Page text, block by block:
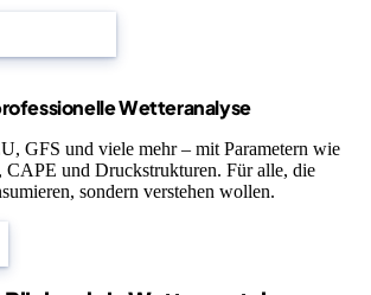
Wetteranalyse
GFS und viele mehr – mit Parametern wie
CAPE und Druckstrukturen. Für alle, die
sondern verstehen wollen.